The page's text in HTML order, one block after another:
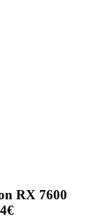
RX 7600